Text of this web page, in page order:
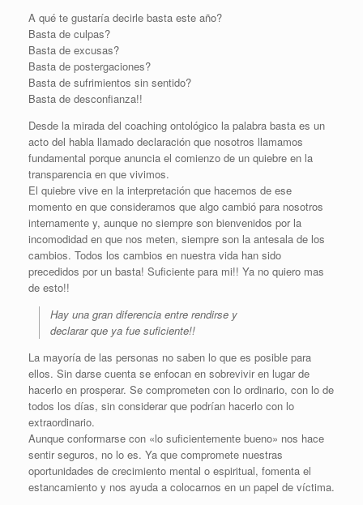
A qué te gustaría decirle basta este año?
Basta de culpas?
Basta de excusas?
Basta de postergaciones?
Basta de sufrimientos sin sentido?
Basta de desconfianza!!
Desde la mirada del coaching ontológico la palabra basta es un
acto del habla llamado declaración que nosotros llamamos
fundamental porque anuncia el comienzo de un quiebre en la
transparencia en que vivimos.
El quiebre vive en la interpretación que hacemos de ese
momento en que consideramos que algo cambió para nosotros
internamente y, aunque no siempre son bienvenidos por la
incomodidad en que nos meten, siempre son la antesala de los
cambios. Todos los cambios en nuestra vida han sido
precedidos por un basta! Suficiente para mi!! Ya no quiero mas
de esto!!
Hay una gran diferencia entre rendirse y
declarar que ya fue suficiente!!
La mayoría de las personas no saben lo que es posible para
ellos. Sin darse cuenta se enfocan en sobrevivir en lugar de
hacerlo en prosperar. Se comprometen con lo ordinario, con lo de
todos los días, sin considerar que podrían hacerlo con lo
extraordinario.
Aunque conformarse con «lo suficientemente bueno» nos hace
sentir seguros, no lo es. Ya que compromete nuestras
oportunidades de crecimiento mental o espiritual, fomenta el
estancamiento y nos ayuda a colocarnos en un papel de víctima.